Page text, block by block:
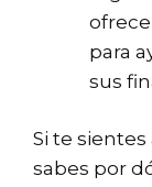
para
sus
Si te
sabes por